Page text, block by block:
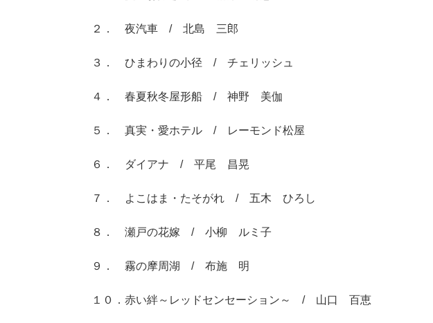
２． 夜汽車 / 北島 三郎
３． ひまわりの小径 / チェリッシュ
４． 春夏秋冬屋形船 / 神野 美伽
５． 真実・愛ホテル / レーモンド松屋
６． ダイアナ / 平尾 昌晃
７． よこはま・たそがれ / 五木 ひろし
８． 瀬戸の花嫁 / 小柳 ルミ子
９． 霧の摩周湖 / 布施 明
１０．赤い絆～レッドセンセーション～ / 山口 百恵